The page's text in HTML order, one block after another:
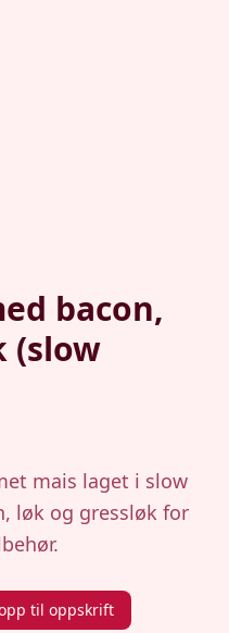
bacon,
(slow
mais laget i slow
løk og gressløk for
til oppskrift